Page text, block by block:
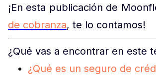
¡En esta publicación de
de cobranza, te lo contamos!
¿Qué vas a encontrar en este
¿Qué es un seguro de